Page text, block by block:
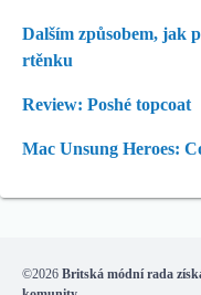
Dalším způsobem, jak
rtěnku
Review: Poshé topcoat
Mac Unsung Heroes:
©2026 Britská módní rada